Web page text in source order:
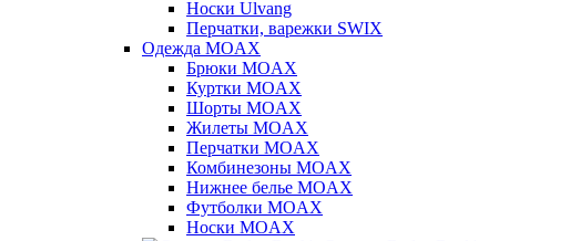
Носки Ulvang
Перчатки, варежки SWIX
Одежда MOAX
Брюки MOAX
Куртки MOAX
Шорты MOAX
Жилеты MOAX
Перчатки MOAX
Комбинезоны MOAX
Нижнее белье MOAX
Футболки MOAX
Носки MOAX